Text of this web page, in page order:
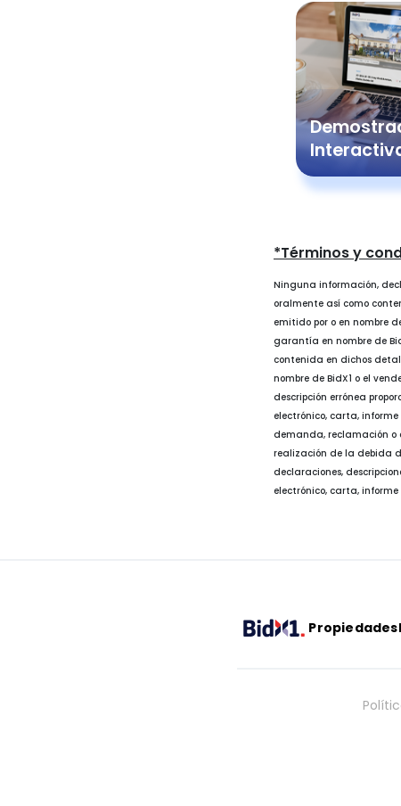
*Términos y
Ninguna información,
oralmente así como
emitido por o en nombre
garantía en nombre de
contenida en dichos
nombre de BidX1 o el
descripción errónea
electrónico, carta, informe
demanda, reclamación o
realización de la debida
declaraciones,
electrónico, carta, informe
Propiedades